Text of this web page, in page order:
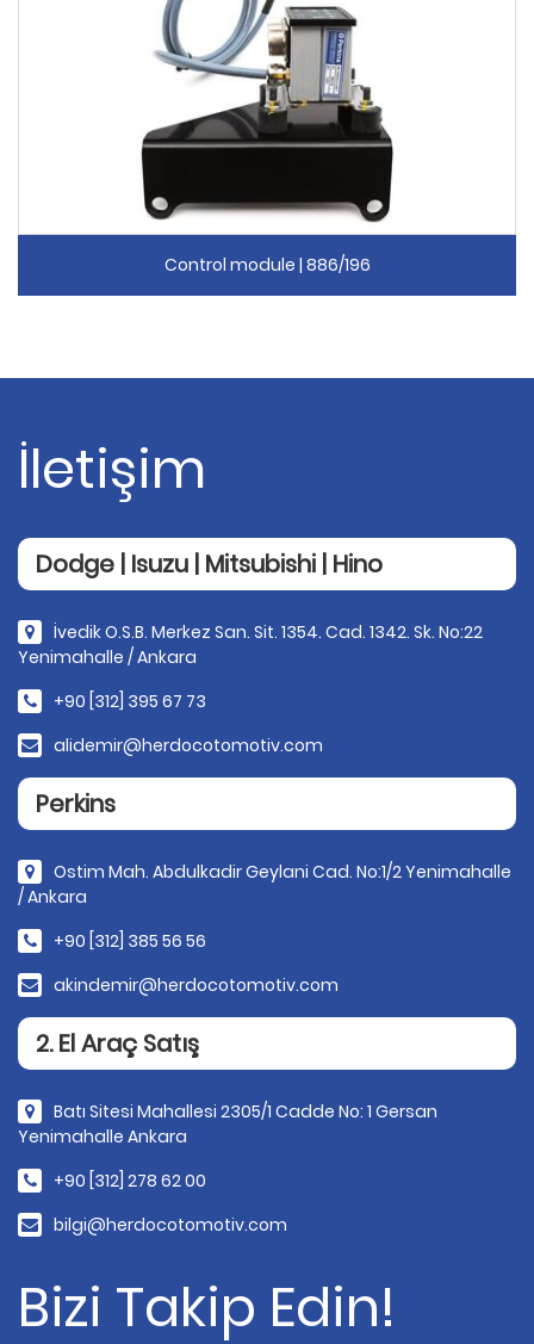
Control module | 886/196
İletişim
Dodge | Isuzu | Mitsubishi | Hino
İvedik O.S.B. Merkez San. Sit. 1354. Cad. 1342. Sk. No:22
Yenimahalle / Ankara
+90 [312] 395 67 73
alidemir@herdocotomotiv.com
Perkins
Ostim Mah. Abdulkadir Geylani Cad. No:1/2 Yenimahalle
/ Ankara
+90 [312] 385 56 56
akindemir@herdocotomotiv.com
2. El Araç Satış
Batı Sitesi Mahallesi 2305/1 Cadde No: 1 Gersan
Yenimahalle Ankara
+90 [312] 278 62 00
bilgi@herdocotomotiv.com
Bizi Takip Edin!